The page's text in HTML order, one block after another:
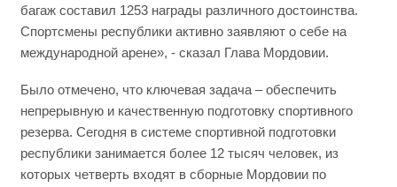
багаж составил 1253 награды различного достоинства.
Спортсмены республики активно заявляют о себе на
международной арене», - сказал Глава Мордовии.
Было отмечено, что ключевая задача – обеспечить
непрерывную и качественную подготовку спортивного
резерва. Сегодня в системе спортивной подготовки
республики занимается более 12 тысяч человек, из
которых четверть входят в сборные Мордовии по